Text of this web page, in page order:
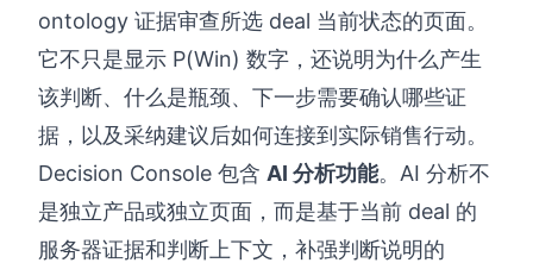
ontology 证据审查所选 deal 当前状态的页面。
它不只是显示 P(Win) 数字，还说明为什么产生
该判断、什么是瓶颈、下一步需要确认哪些证
据，以及采纳建议后如何连接到实际销售行动。
Decision Console 包含 AI 分析功能。AI 分析不
是独立产品或独立页面，而是基于当前 deal 的
服务器证据和判断上下文，补强判断说明的